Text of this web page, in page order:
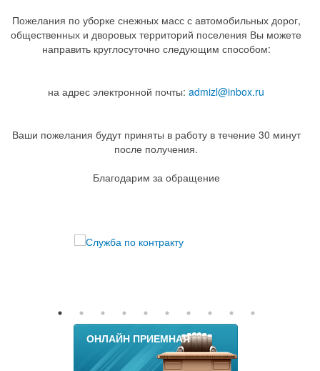
Пожелания по уборке снежных масс с автомобильных дорог,
общественных и дворовых территорий поселения Вы можете
направить круглосуточно следующим способом:
на адрес электронной почты: admizl@inbox.ru
Ваши пожелания будут приняты в работу в течение 30 минут
после получения.
Благодарим за обращение
ОНЛАЙН ПРИЕМНАЯ